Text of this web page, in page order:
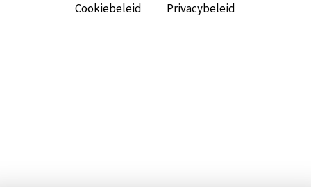
Cookiebeleid Privacybeleid